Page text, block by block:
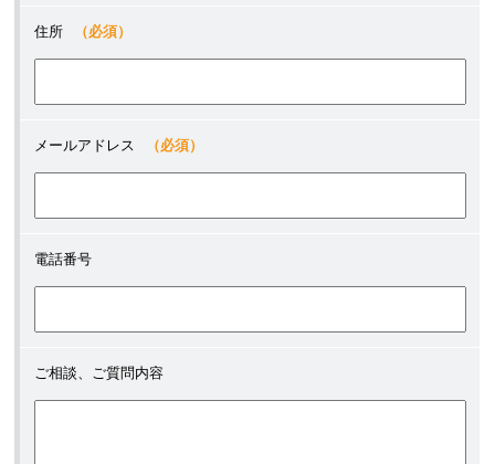
住所 （必須）
メールアドレス （必須）
電話番号
ご相談、ご質問内容